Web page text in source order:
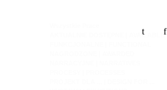
AKTUALNIE DOSTĘPNE | AVAILABLE
t f